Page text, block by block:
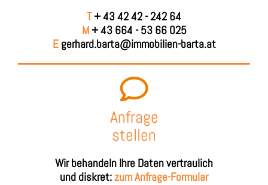
T+ 43 42 42 - 242 64
M+ 43 664 - 53 66 025
E gerhard.barta@immobilien-barta.at
Anfrage
stellen
Wir behandeln Ihre Daten vertraulich
und diskret:zum Anfrage-Formular